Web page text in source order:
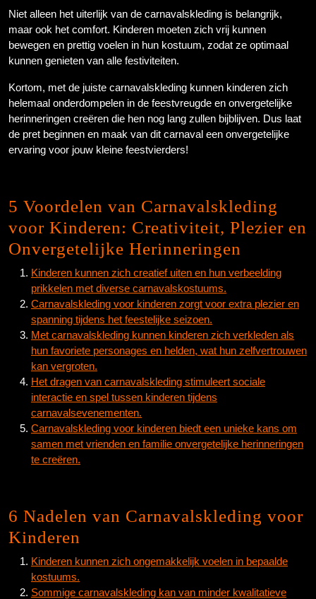
Niet alleen het uiterlijk van de carnavalskleding is belangrijk,
maar ook het comfort. Kinderen moeten zich vrij kunnen
bewegen en prettig voelen in hun kostuum, zodat ze optimaal
kunnen genieten van alle festiviteiten.
Kortom, met de juiste carnavalskleding kunnen kinderen zich
helemaal onderdompelen in de feestvreugde en onvergetelijke
herinneringen creëren die hen nog lang zullen bijblijven. Dus laat
de pret beginnen en maak van dit carnaval een onvergetelijke
ervaring voor jouw kleine feestvierders!
5 Voordelen van Carnavalskleding
voor Kinderen: Creativiteit, Plezier en
Onvergetelijke Herinneringen
Kinderen kunnen zich creatief uiten en hun verbeelding
prikkelen met diverse carnavalskostuums.
Carnavalskleding voor kinderen zorgt voor extra plezier en
spanning tijdens het feestelijke seizoen.
Met carnavalskleding kunnen kinderen zich verkleden als
hun favoriete personages en helden, wat hun zelfvertrouwen
kan vergroten.
Het dragen van carnavalskleding stimuleert sociale
interactie en spel tussen kinderen tijdens
carnavalsevenementen.
Carnavalskleding voor kinderen biedt een unieke kans om
samen met vrienden en familie onvergetelijke herinneringen
te creëren.
6 Nadelen van Carnavalskleding voor
Kinderen
Kinderen kunnen zich ongemakkelijk voelen in bepaalde
kostuums.
Sommige carnavalskleding kan van minder kwalitatieve